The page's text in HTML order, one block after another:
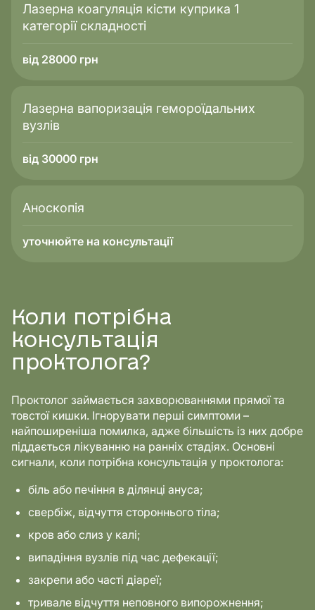
Лазерна коагуляція кісти куприка 1
категорії складності
від 28000 грн
Лазерна вапоризація гемороїдальних
вузлів
від 30000 грн
Аноскопія
уточнюйте на консультації
Коли потрібна
консультація
проктолога?
Проктолог займається захворюваннями прямої та
товстої кишки. Ігнорувати перші симптоми –
найпоширеніша помилка, адже більшість із них добре
піддається лікуванню на ранніх стадіях. Основні
сигнали, коли потрібна консультація у проктолога:
біль або печіння в ділянці ануса;
свербіж, відчуття стороннього тіла;
кров або слиз у калі;
випадіння вузлів під час дефекації;
закрепи або часті діареї;
тривале відчуття неповного випорожнення;